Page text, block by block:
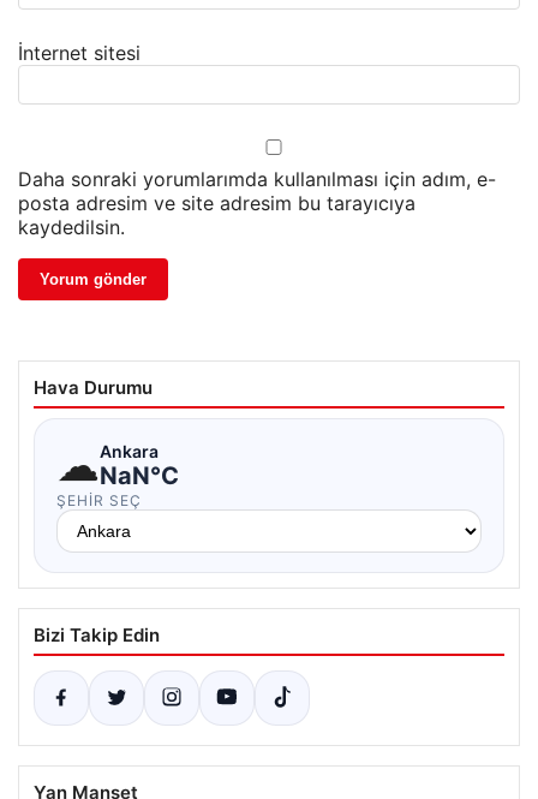
İnternet sitesi
Daha sonraki yorumlarımda kullanılması için adım, e-
posta adresim ve site adresim bu tarayıcıya
kaydedilsin.
Hava Durumu
☁Ankara
NaN°C
ŞEHIR SEÇ
Bizi Takip Edin
Yan Manşet